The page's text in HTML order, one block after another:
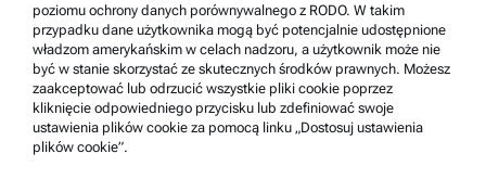
Pomoc techniczna dla produktów
Anton Paar Certified Service
Deklaracja bezpieczeństwa
Centra techniczne firmy Anton Paar
poziomu ochrony danych porównywalnego z RODO. W takim
przypadku dane użytkownika mogą być potencjalnie udostępnione
władzom amerykańskim w celach nadzoru, a użytkownik może nie
być w stanie skorzystać ze skutecznych środków prawnych. Możesz
zaakceptować lub odrzucić wszystkie pliki cookie poprzez
kliknięcie odpowiedniego przycisku lub zdefiniować swoje
ustawienia plików cookie za pomocą linku „Dostosuj ustawienia
plików cookie”.